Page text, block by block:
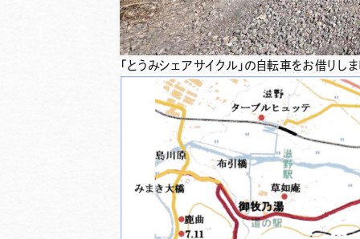
「とうみシェアサイクル」の自転車をお借りし